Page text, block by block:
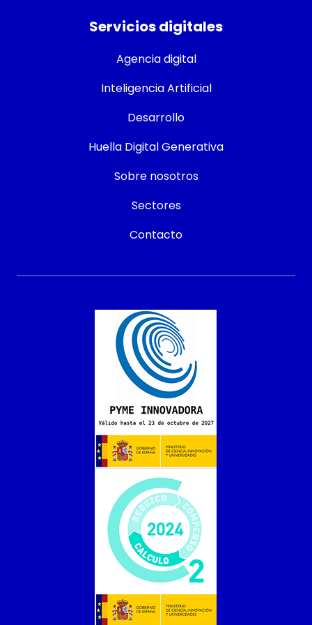
Servicios digitales
Agencia digital
Inteligencia Artificial
Desarrollo
Huella Digital Generativa
Sobre nosotros
Sectores
Contacto